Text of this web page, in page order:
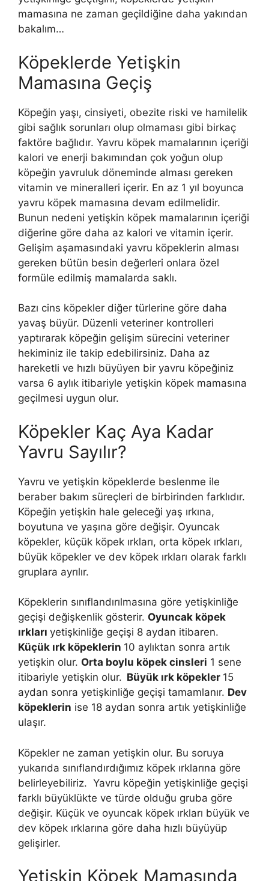
mamasına ne zaman geçildiğine daha yakından
bakalım…
Köpeklerde Yetişkin
Mamasına Geçiş
Köpeğin yaşı, cinsiyeti, obezite riski ve hamilelik
gibi sağlık sorunları olup olmaması gibi birkaç
faktöre bağlıdır. Yavru köpek mamalarının içeriği
kalori ve enerji bakımından çok yoğun olup
köpeğin yavruluk döneminde alması gereken
vitamin ve mineralleri içerir. En az 1 yıl boyunca
yavru köpek mamasına devam edilmelidir.
Bunun nedeni yetişkin köpek mamalarının içeriği
diğerine göre daha az kalori ve vitamin içerir.
Gelişim aşamasındaki yavru köpeklerin alması
gereken bütün besin değerleri onlara özel
formüle edilmiş mamalarda saklı.
Bazı cins köpekler diğer türlerine göre daha
yavaş büyür. Düzenli veteriner kontrolleri
yaptırarak köpeğin gelişim sürecini veteriner
hekiminiz ile takip edebilirsiniz. Daha az
hareketli ve hızlı büyüyen bir yavru köpeğiniz
varsa 6 aylık itibariyle yetişkin köpek mamasına
geçilmesi uygun olur.
Köpekler Kaç Aya Kadar
Yavru Sayılır?
Yavru ve yetişkin köpeklerde beslenme ile
beraber bakım süreçleri de birbirinden farklıdır.
Köpeğin yetişkin hale geleceği yaş ırkına,
boyutuna ve yaşına göre değişir. Oyuncak
köpekler, küçük köpek ırkları, orta köpek ırkları,
büyük köpekler ve dev köpek ırkları olarak farklı
gruplara ayrılır.
Köpeklerin sınıflandırılmasına göre yetişkinliğe
geçişi değişkenlik gösterir. Oyuncak köpek
ırkları yetişkinliğe geçişi 8 aydan itibaren.
Küçük ırk köpeklerin 10 aylıktan sonra artık
yetişkin olur. Orta boylu köpek cinsleri 1 sene
itibariyle yetişkin olur. Büyük ırk köpekler 15
aydan sonra yetişkinliğe geçişi tamamlanır. Dev
köpeklerin ise 18 aydan sonra artık yetişkinliğe
ulaşır.
Köpekler ne zaman yetişkin olur. Bu soruya
yukarıda sınıflandırdığımız köpek ırklarına göre
belirleyebiliriz. Yavru köpeğin yetişkinliğe geçişi
farklı büyüklükte ve türde olduğu gruba göre
değişir. Küçük ve oyuncak köpek ırkları büyük ve
dev köpek ırklarına göre daha hızlı büyüyüp
gelişirler.
Yetişkin Köpek Mamasında